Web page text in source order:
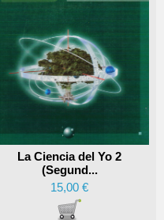
La Ciencia del Yo 2
(Segund...
15,00 €